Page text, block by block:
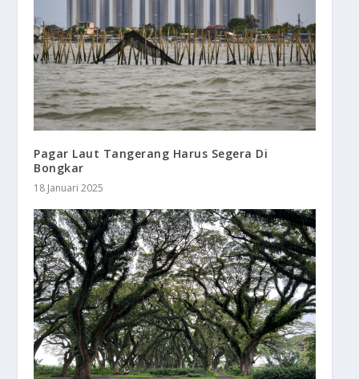
Pagar Laut Tangerang Harus Segera Di
Bongkar
18 Januari 2025